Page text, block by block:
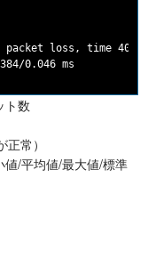
loss, time
ト数
常）
値/平均値/最大値/標準